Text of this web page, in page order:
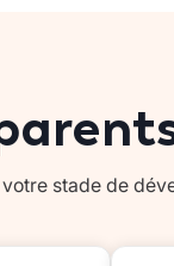
stade de